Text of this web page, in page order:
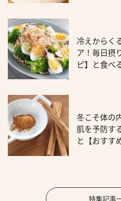
冷えからく
ア！毎日摂
ピ】と食べ
冬こそ体の
肌を予防す
と【おすす
特集記事